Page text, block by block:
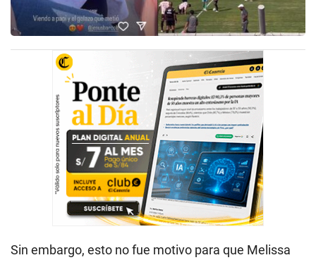
Sin embargo, esto no fue motivo para que Melissa